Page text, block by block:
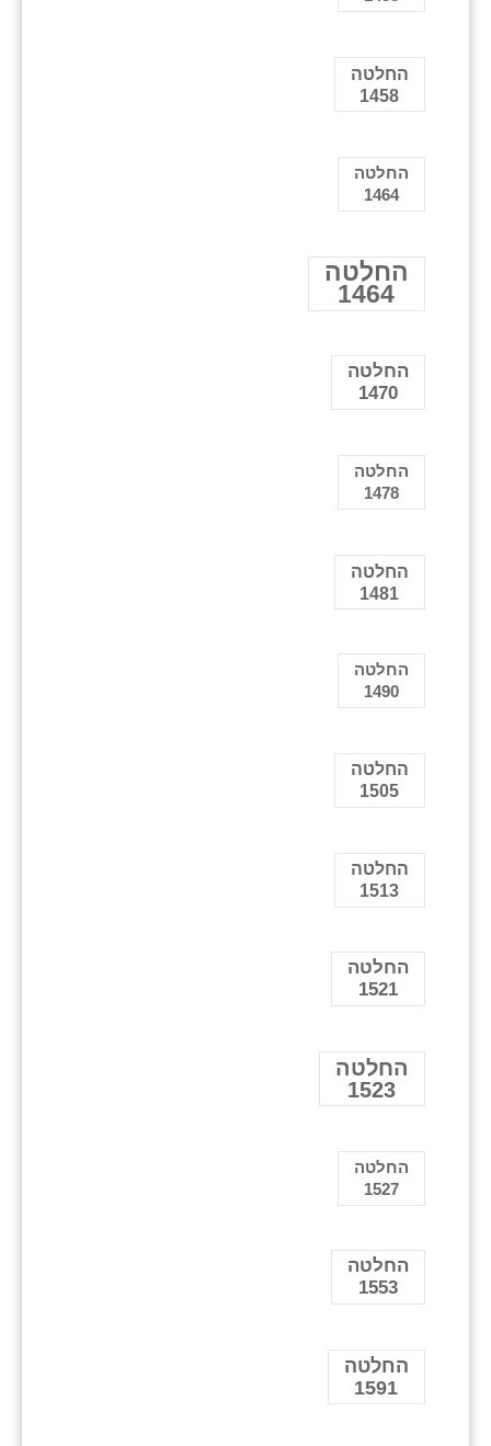
החלטה
1458
החלטה
1464
החלטה
1464
החלטה
1470
החלטה
1478
החלטה
1481
החלטה
1490
החלטה
1505
החלטה
1513
החלטה
1521
החלטה
1523
החלטה
1527
החלטה
1553
החלטה
1591